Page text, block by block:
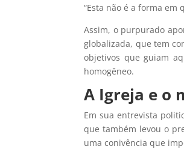
“Esta não é a forma
Assim, o purpurado
globalizada, que tem
objetivos que guiam
homogêneo.
A Igreja e o
Em sua entrevista
que também levou o
uma conivência que